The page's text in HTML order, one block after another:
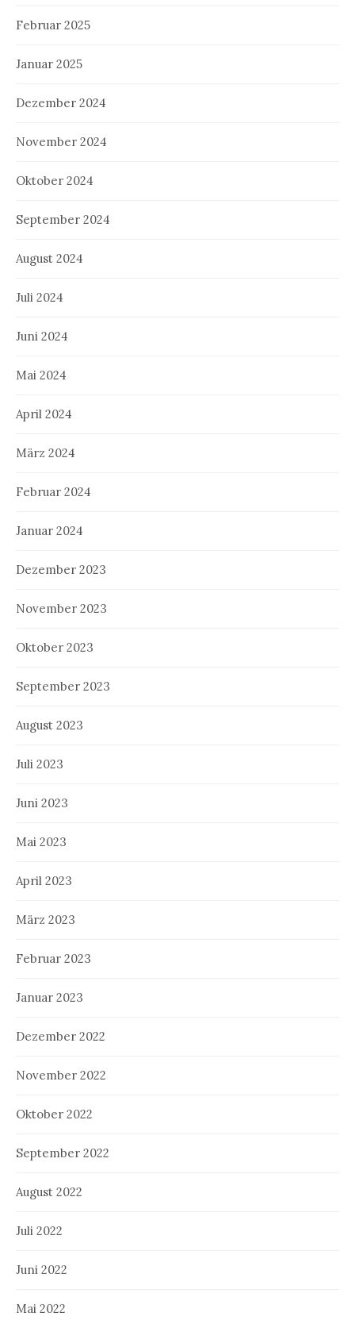
Februar 2025
Januar 2025
Dezember 2024
November 2024
Oktober 2024
September 2024
August 2024
Juli 2024
Juni 2024
Mai 2024
April 2024
März 2024
Februar 2024
Januar 2024
Dezember 2023
November 2023
Oktober 2023
September 2023
August 2023
Juli 2023
Juni 2023
Mai 2023
April 2023
März 2023
Februar 2023
Januar 2023
Dezember 2022
November 2022
Oktober 2022
September 2022
August 2022
Juli 2022
Juni 2022
Mai 2022